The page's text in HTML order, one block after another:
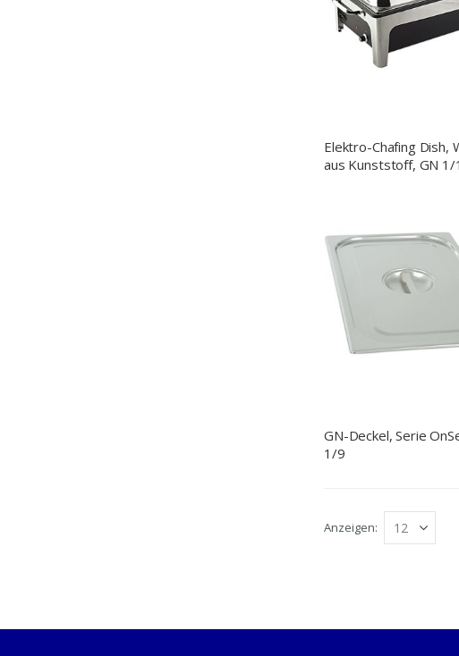
Elektro-Chafing Dish,
aus Kunststoff, GN 1/1
GN-Deckel, Serie
1/9
Anzeigen